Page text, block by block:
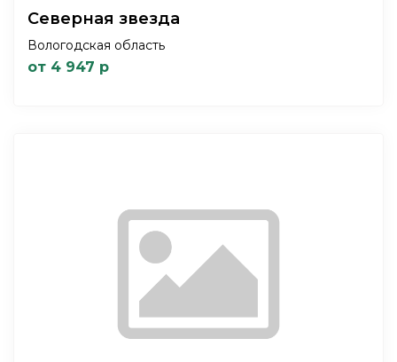
Северная звезда
Вологодская область
от 4 947 р